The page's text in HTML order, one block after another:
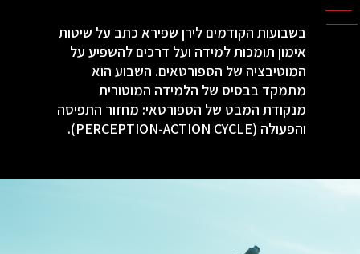
בשבועות הקודמים לירן שפירא כתב על שיטות
אימון תומכות למידה ועל דרכים להשפיע על
המוטיבציה של הספורטאים. השבוע הוא
מתמקד בבסיס של הלמידה המוטורית
מנקודת המבט של הספורטאי: מחזור התפיסה
והפעולה (PERCEPTION-ACTION CYCLE).